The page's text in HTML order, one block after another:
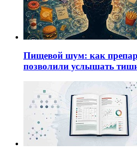
Пищевой шум: как
позволили услышать